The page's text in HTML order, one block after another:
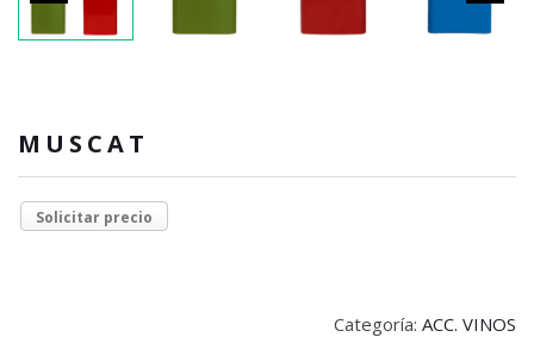
MUSCAT
Solicitar precio
Categoría: ACC. VINOS